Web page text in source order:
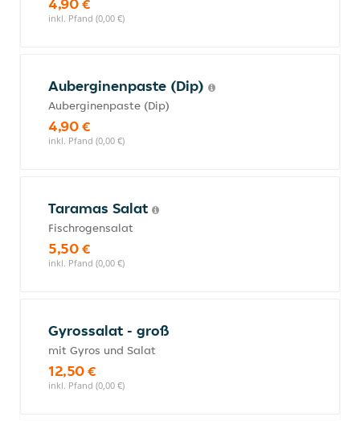
inkl. Pfand (0,00 €)
Auberginenpaste (Dip)
Auberginenpaste (Dip)
4,90 €
inkl. Pfand (0,00 €)
Taramas Salat
Fischrogensalat
5,50 €
inkl. Pfand (0,00 €)
Gyrossalat - groß
mit Gyros und Salat
12,50 €
inkl. Pfand (0,00 €)